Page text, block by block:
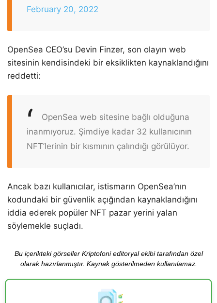
February 20, 2022
OpenSea CEO’su Devin Finzer, son olayın web
sitesinin kendisindeki bir eksiklikten kaynaklandığını
reddetti:
OpenSea web sitesine bağlı olduğuna
inanmıyoruz. Şimdiye kadar 32 kullanıcının
NFT’lerinin bir kısmının çalındığı görülüyor.
Ancak bazı kullanıcılar, istismarın OpenSea’nın
kodundaki bir güvenlik açığından kaynaklandığını
iddia ederek popüler NFT pazar yerini yalan
söylemekle suçladı.
Bu içerikteki görseller Kriptofoni editoryal ekibi tarafından özel
olarak hazırlanmıştır. Kaynak gösterilmeden kullanılamaz.